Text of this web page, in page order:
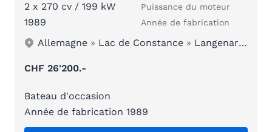
2 x 270 cv / 199 kW Puissance du moteur
1989 Année de fabrication
Allemagne » Lac de Constance » Langenargen
CHF 26'200.-
Bateau d'occasion
Année de fabrication 1989